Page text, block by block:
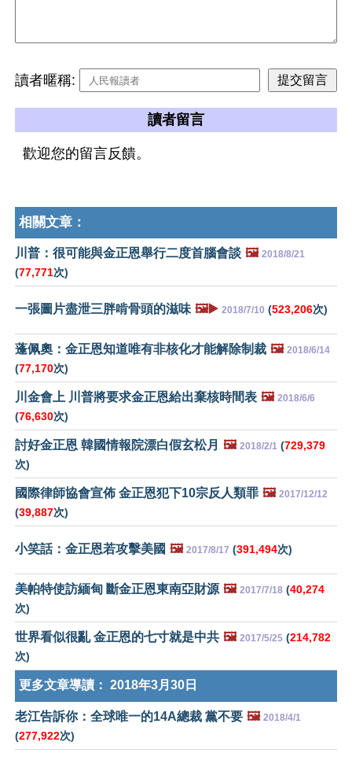
讀者暱稱:
讀者留言
歡迎您的留言反饋。
相關文章：
川普：很可能與金正恩舉行二度首腦會談 🖼️ 2018/8/21
(77,771次)
一張圖片盡泄三胖啃骨頭的滋味 🖼️▶️ 2018/7/10 (523,206次)
蓬佩奧：金正恩知道唯有非核化才能解除制裁 🖼️ 2018/6/14
(77,170次)
川金會上 川普將要求金正恩給出棄核時間表 🖼️ 2018/6/6
(76,630次)
討好金正恩 韓國情報院漂白假玄松月 🖼️ 2018/2/1 (729,379
次)
國際律師協會宣佈 金正恩犯下10宗反人類罪 🖼️ 2017/12/12
(39,887次)
小笑話：金正恩若攻擊美國 🖼️ 2017/8/17 (391,494次)
美帕特使訪緬甸 斷金正恩東南亞財源 🖼️ 2017/7/18 (40,274
次)
世界看似很亂 金正恩的七寸就是中共 🖼️ 2017/5/25 (214,782
次)
更多文章導讀： 2018年3月30日
老江告訴你：全球唯一的14A總裁 黨不要 🖼️ 2018/4/1
(277,922次)